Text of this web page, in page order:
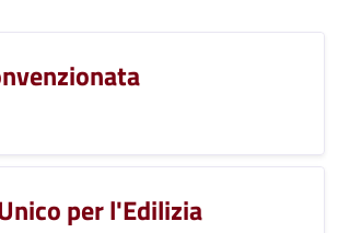
per l'Edilizia